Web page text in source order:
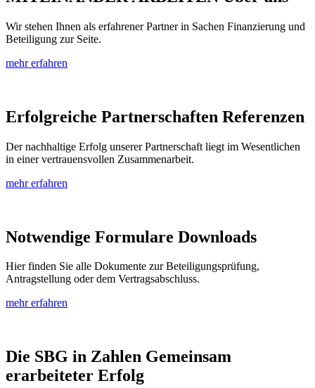
Wir stehen Ihnen als erfahrener Partner in Sachen Finanzierung und
Beteiligung zur Seite.
mehr erfahren
Erfolgreiche Partnerschaften Referenzen
Der nachhaltige Erfolg unserer Partnerschaft liegt im Wesentlichen
in einer vertrauensvollen Zusammenarbeit.
mehr erfahren
Notwendige Formulare Downloads
Hier finden Sie alle Dokumente zur Beteiligungsprüfung,
Antragstellung oder dem Vertragsabschluss.
mehr erfahren
Die SBG in Zahlen Gemeinsam
erarbeiteter Erfolg